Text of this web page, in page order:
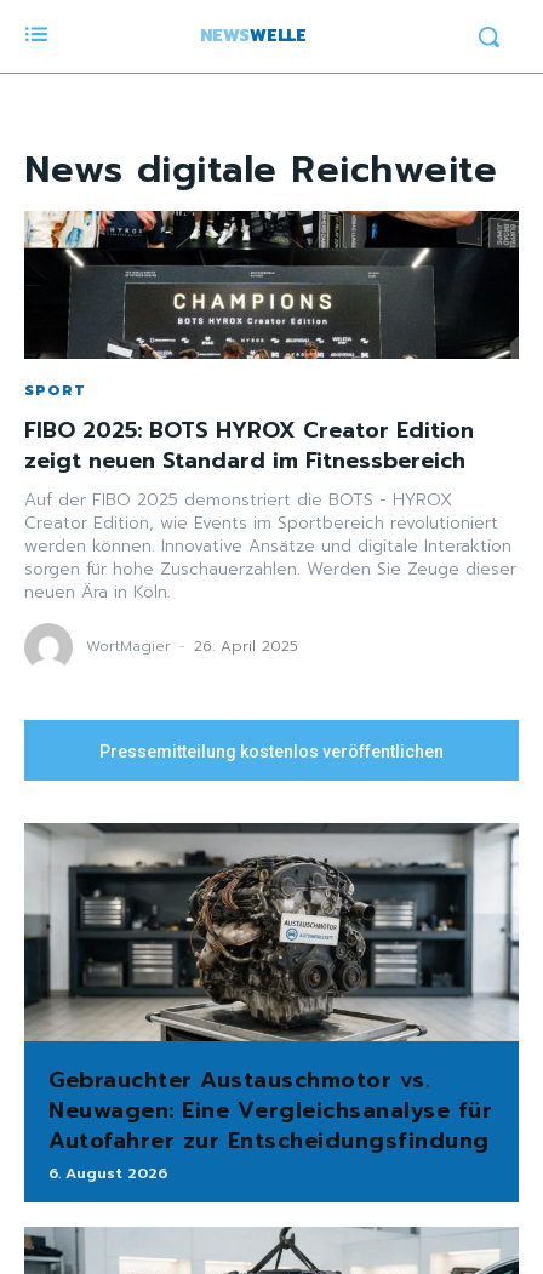
NEWSWELLE
News digitale Reichweite
SPORT
FIBO 2025: BOTS HYROX Creator Edition
zeigt neuen Standard im Fitnessbereich
Auf der FIBO 2025 demonstriert die BOTS - HYROX
Creator Edition, wie Events im Sportbereich revolutioniert
werden können. Innovative Ansätze und digitale Interaktion
sorgen für hohe Zuschauerzahlen. Werden Sie Zeuge dieser
neuen Ära in Köln.
WortMagier - 26. April 2025
Pressemitteilung kostenlos veröffentlichen
Gebrauchter Austauschmotor vs.
Neuwagen: Eine Vergleichsanalyse für
Autofahrer zur Entscheidungsfindung
6. August 2026